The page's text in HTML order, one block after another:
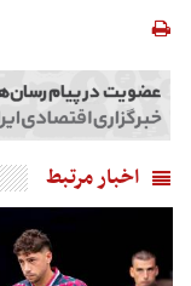
اخبار مرتبط